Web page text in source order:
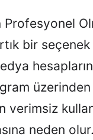
bir
verimsiz
neden